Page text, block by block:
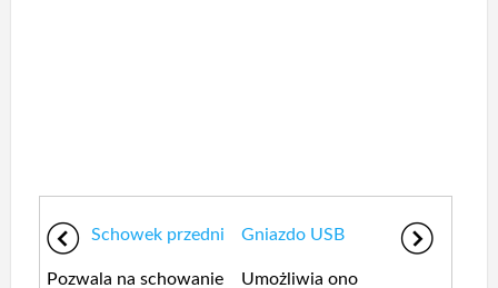
Schowek przedni
Pozwala na schowanie
Gniazdo USB
Umożliwia ono